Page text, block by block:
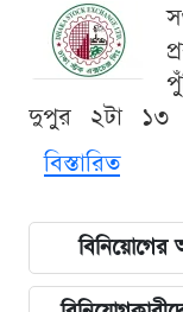
দুপুর ২টা ১৩
বিস্তারিত